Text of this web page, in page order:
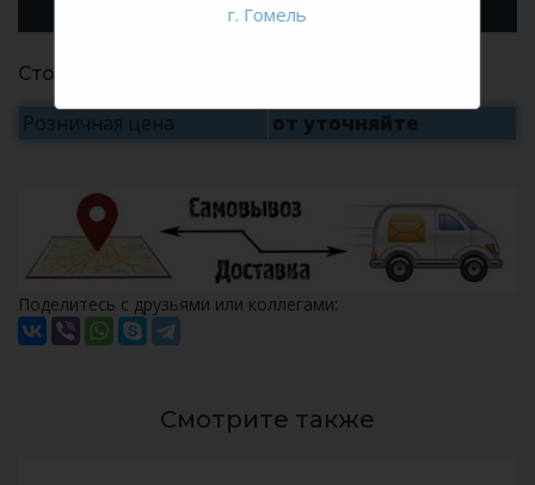
Стоимость
Розничная цена от уточняйте
Поделитесь с друзьями или коллегами:
Смотрите также
г. Гомель